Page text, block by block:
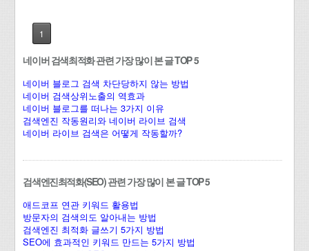
1
네이버 검색최적화 관련 가장 많이 본 글 TOP 5
네이버 블로그 검색 차단당하지 않는 방법
네이버 검색상위노출의 역효과
네이버 블로그를 떠나는 3가지 이유
검색엔진 작동원리와 네이버 라이브 검색
네이버 라이브 검색은 어떻게 작동할까?
검색엔진최적화(SEO) 관련 가장 많이 본 글 TOP 5
애드코프 연관 키워드 활용법
방문자의 검색의도 알아내는 방법
검색엔진 최적화 글쓰기 5가지 방법
SEO에 효과적인 키워드 만드는 5가지 방법